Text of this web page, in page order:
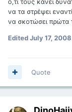
να τα στρέψει
να σκοτώσει πρώτα
EditedJuly 17, 2008
Quote